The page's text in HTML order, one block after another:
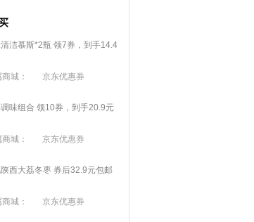
洁慕斯*2瓶 领7券，到手14.4
城：
京东优惠券
味组合 领10券，到手20.9元
城： 京东优惠券
西大荔冬枣 券后32.9元包邮
城： 京东优惠券